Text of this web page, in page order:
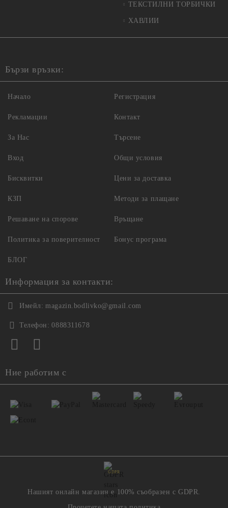
ТЕКСТИЛНИ ТОРБИЧКИ
ХАВЛИИ
Бързи връзки:
Начало
Рекламации
За Нас
Вход
Регистрация
Контакт
Търсене
Общи условия
Бисквитки
КЗП
Решаване на спорове
Политика за поверителност
Цени за доставка
Методи за плащане
Връщане
Бонус програма
БЛОГ
Информация за контакти:
Имейл: magazin.bodlivko@gmail.com
Телефон: 0888311678
Ние работим с
GDPR
Нашият онлайн магазин е 100% съобразен с GDPR.